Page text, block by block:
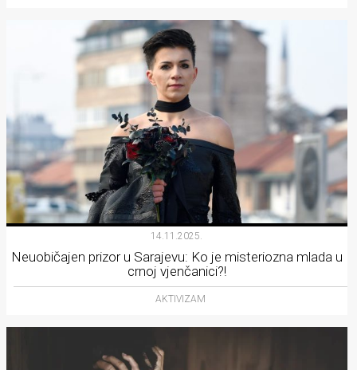
14.11.2025.
Neuobičajen prizor u Sarajevu: Ko je misteriozna mlada u
crnoj vjenčanici?!
AKTIVIZAM